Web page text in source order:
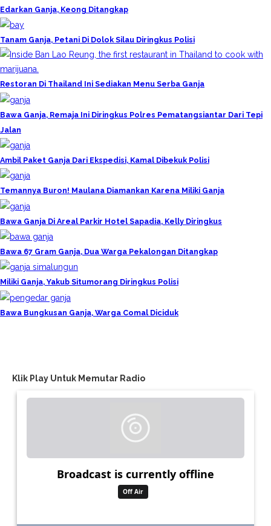
Edarkan Ganja, Keong Ditangkap
Tanam Ganja, Petani Di Dolok Silau Diringkus Polisi
Restoran Di Thailand Ini Sediakan Menu Serba Ganja
Bawa Ganja, Remaja Ini Diringkus Polres Pematangsiantar Dari Tepi
Jalan
Ambil Paket Ganja Dari Ekspedisi, Kamal Dibekuk Polisi
Temannya Buron! Maulana Diamankan Karena Miliki Ganja
Bawa Ganja Di Areal Parkir Hotel Sapadia, Kelly Diringkus
Bawa 67 Gram Ganja, Dua Warga Pekalongan Ditangkap
Miliki Ganja, Yakub Situmorang Diringkus Polisi
Bawa Bungkusan Ganja, Warga Comal Diciduk
Klik Play Untuk Memutar Radio